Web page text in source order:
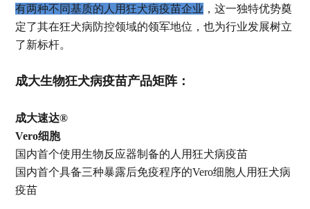
有两种不同基质的人用狂犬病疫苗企业 ，这一独特优势奠
定了其在狂犬病防控领域的领军地位，也为行业发展树立
了新标杆。
成大生物狂犬病疫苗产品矩阵：
成大速达®
Vero细胞
国内首个使用生物反应器制备的人用狂犬病疫苗
国内首个具备三种暴露后免疫程序的Vero细胞人用狂犬病
疫苗